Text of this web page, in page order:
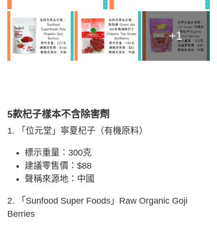
+1
5款杞子樣本不含除害劑
1. 「位元堂」寧夏杞子（有機原料）
標示重量：300克
建議零售價：$88
聲稱來源地：中國
2. 「Sunfood Super Foods」Raw Organic Goji
Berries